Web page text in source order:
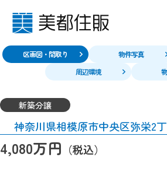
区画図・間取り 物件写真
周辺環境
神奈川県相模原市中央区弥栄2
新築分譲
4,080万円 （税込）